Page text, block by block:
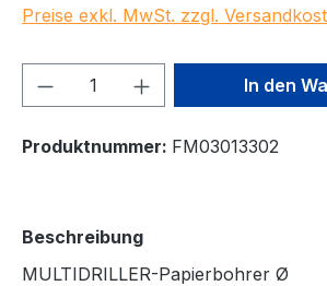
Preise exkl. MwSt. zzgl.
Produkt Anzahl: GibIn den
Produktnummer: FM03013302
Beschreibung
MULTIDRILLER-Papierbohrer Ø